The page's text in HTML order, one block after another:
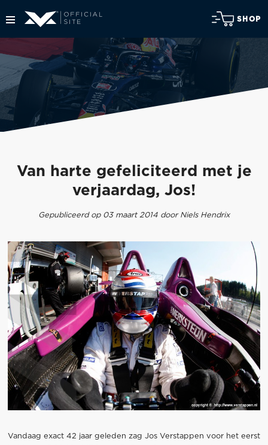
SHOP
Van harte gefeliciteerd met je
verjaardag, Jos!
Gepubliceerd op 03 maart 2014 door Niels Hendrix
Vandaag exact 42 jaar geleden zag Jos Verstappen voor het eerst